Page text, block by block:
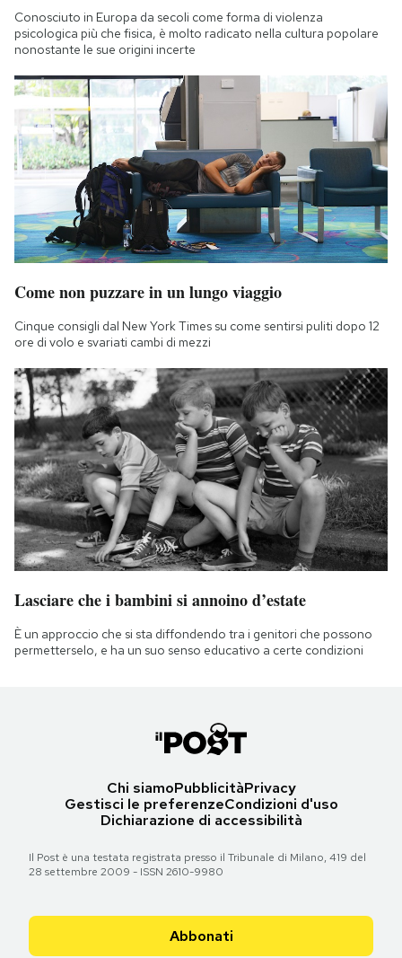
Conosciuto in Europa da secoli come forma di violenza
psicologica più che fisica, è molto radicato nella cultura popolare
nonostante le sue origini incerte
Come non puzzare in un lungo viaggio
Cinque consigli dal New York Times su come sentirsi puliti dopo 12
ore di volo e svariati cambi di mezzi
Lasciare che i bambini si annoino d’estate
È un approccio che si sta diffondendo tra i genitori che possono
permetterselo, e ha un suo senso educativo a certe condizioni
Chi siamoPubblicitàPrivacy
Gestisci le preferenzeCondizioni d'uso
Dichiarazione di accessibilità
Il Post è una testata registrata presso il Tribunale di Milano, 419 del
28 settembre 2009 - ISSN 2610-9980
Abbonati